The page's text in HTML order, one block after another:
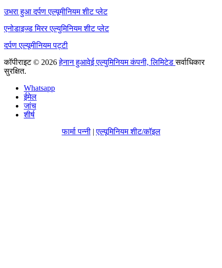
उभरा हुआ दर्पण एल्यूमीनियम शीट प्लेट
एनोडाइज्ड मिरर एल्युमिनियम शीट प्लेट
दर्पण एल्यूमीनियम पट्टी
कॉपीराइट © 2026 हेनान हुआवेई एल्युमिनियम कंपनी, लिमिटेडसर्वाधिकार
सुरक्षित.
Whatsapp
ईमेल
जांच
शीर्ष
फार्मा पन्नी|एल्यूमिनियम शीट/कॉइल